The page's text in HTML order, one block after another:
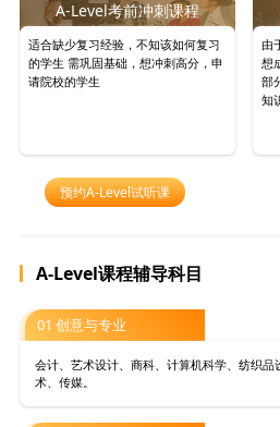
A-Level考前冲刺课程
适合缺少复习经验，不知该如何复习
的学生 需巩固基础，想冲刺高分，申
请院校的学生
由
想
部
知
预约A-Level试听课
A-Level课程辅导科目
01 创意与专业
会计、艺术设计、商科、计算机科学、纺织
术、传媒。